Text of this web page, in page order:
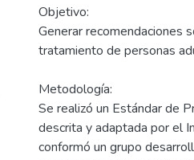
Objetivo:
Generar recomendaciones
tratamiento de personas
Metodología:
Se realizó un Estándar de
descrita y adaptada por el
conformó un grupo